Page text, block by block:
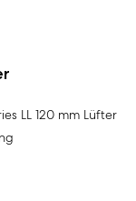
LL 120 mm Lüfter